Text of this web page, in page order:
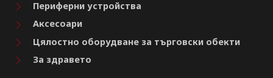
Периферни устройства
Аксесоари
Цялостно оборудване за търговски обекти
За здравето